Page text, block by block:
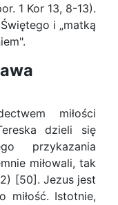
1 Kor 13, 8-13).
i „matką
miłości
dzieli się
przykazania
miłowali, tak
[50]. Jezus jest
miłość. Istotnie,